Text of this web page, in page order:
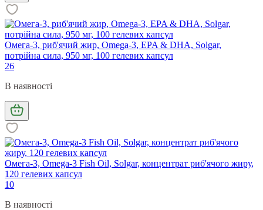
Омега-3, риб'ячий жир, Omega-3, EPA & DHA, Solgar,
потрійна сила, 950 мг, 100 гелевих капсул
26
В наявності
Омега-3, Omega-3 Fish Oil, Solgar, концентрат риб'ячого жиру,
120 гелевих капсул
10
В наявності